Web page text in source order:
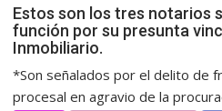
Estos son los tres notarios
función por su presunta
Inmobiliario.
*Son señalados por el delito de
procesal en agravio de la